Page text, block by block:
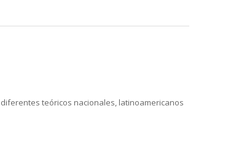
teóricos nacionales, latinoamericanos